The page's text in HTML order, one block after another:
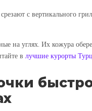
с вертикального
на углях. Их кожура
влучшие курорты